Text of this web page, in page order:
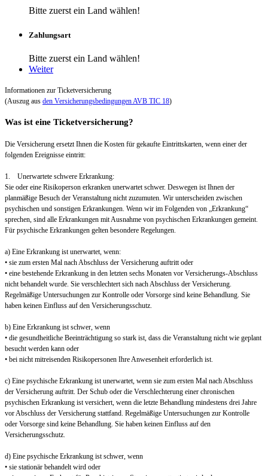
Bitte zuerst ein Land wählen!
Zahlungsart
Bitte zuerst ein Land wählen!
Weiter
Informationen zur Ticketversicherung
(Auszug aus den Versicherungsbedingungen AVB TIC 18)
Was ist eine Ticketversicherung?
Die Versicherung ersetzt Ihnen die Kosten für gekaufte Eintrittskarten, wenn einer der
folgenden Ereignisse eintritt:
1. Unerwartete schwere Erkrankung:
Sie oder eine Risikoperson erkranken unerwartet schwer. Deswegen ist Ihnen der
planmäßige Besuch der Veranstaltung nicht zuzumuten. Wir unterscheiden zwischen
psychischen und sonstigen Erkrankungen. Wenn wir im Folgenden von „Erkrankung“
sprechen, sind alle Erkrankungen mit Ausnahme von psychischen Erkrankungen gemeint.
Für psychische Erkrankungen gelten besondere Regelungen.
a) Eine Erkrankung ist unerwartet, wenn:
• sie zum ersten Mal nach Abschluss der Versicherung auftritt oder
• eine bestehende Erkrankung in den letzten sechs Monaten vor Versicherungs-Abschluss
nicht behandelt wurde. Sie verschlechtert sich nach Abschluss der Versicherung.
Regelmäßige Untersuchungen zur Kontrolle oder Vorsorge sind keine Behandlung. Sie
haben keinen Einfluss auf den Versicherungsschutz.
b) Eine Erkrankung ist schwer, wenn
• die gesundheitliche Beeinträchtigung so stark ist, dass die Veranstaltung nicht wie geplant
besucht werden kann oder
• bei nicht mitreisenden Risikopersonen Ihre Anwesenheit erforderlich ist.
c) Eine psychische Erkrankung ist unerwartet, wenn sie zum ersten Mal nach Abschluss
der Versicherung auftritt. Der Schub oder die Verschlechterung einer chronischen
psychischen Erkrankung ist versichert, wenn die letzte Behandlung mindestens drei Jahre
vor Abschluss der Versicherung stattfand. Regelmäßige Untersuchungen zur Kontrolle
oder Vorsorge sind keine Behandlung. Sie haben keinen Einfluss auf den
Versicherungsschutz.
d) Eine psychische Erkrankung ist schwer, wenn
• sie stationär behandelt wird oder